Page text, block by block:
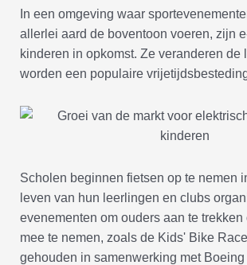
In een omgeving waar
allerlei aard de boventoon voeren, zijn
kinderen in opkomst. Ze veranderen de
worden een populaire
Scholen beginnen fietsen op te nemen
leven van hun leerlingen en clubs
evenementen om ouders aan te
mee te nemen, zoals de Kids' Bike
gehouden in samenwerking met Boeing